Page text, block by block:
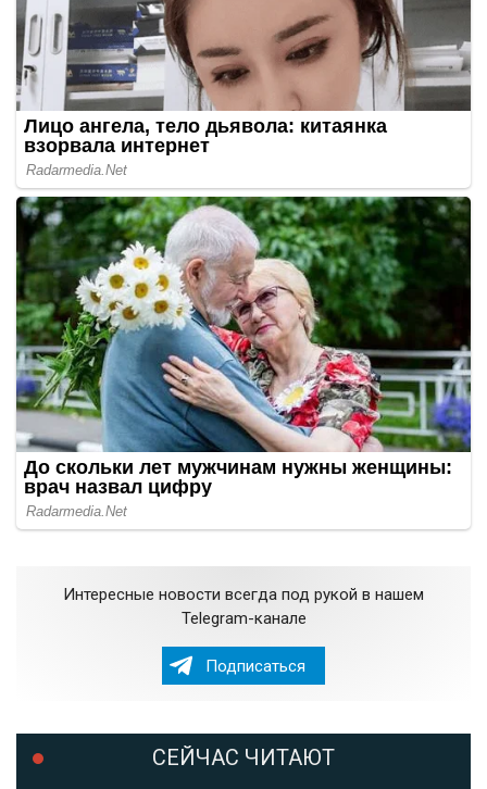
Интересные новости всегда под рукой в нашем
Telegram-канале
Подписаться
СЕЙЧАС ЧИТАЮТ